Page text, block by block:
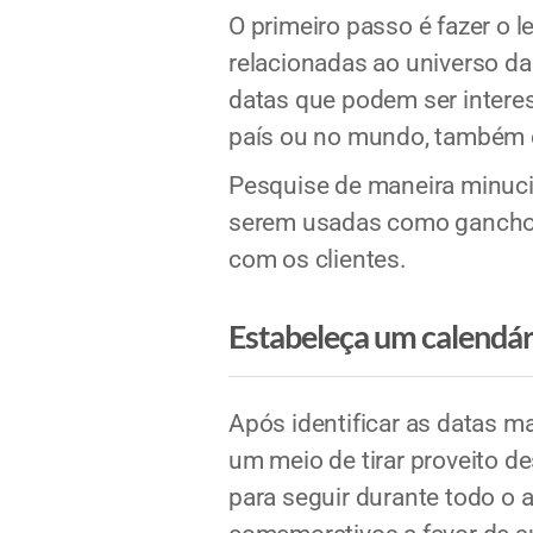
O primeiro passo é fazer o
relacionadas ao universo
datas que podem ser
país ou no mundo,
Pesquise de maneira
serem usadas como
com os clientes.
Estabeleça um
Após identificar as datas
um meio de tirar proveito
para seguir durante todo o